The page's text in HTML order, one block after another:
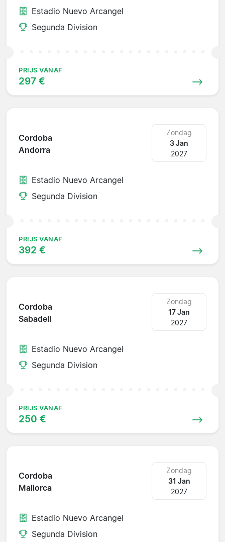
Estadio Nuevo Arcangel
Segunda Division
PRIJS VANAF
297 €
Cordoba
Andorra
Zondag
3 Jan
2027
Estadio Nuevo Arcangel
Segunda Division
PRIJS VANAF
392 €
Cordoba
Sabadell
Zondag
17 Jan
2027
Estadio Nuevo Arcangel
Segunda Division
PRIJS VANAF
250 €
Cordoba
Mallorca
Zondag
31 Jan
2027
Estadio Nuevo Arcangel
Segunda Division